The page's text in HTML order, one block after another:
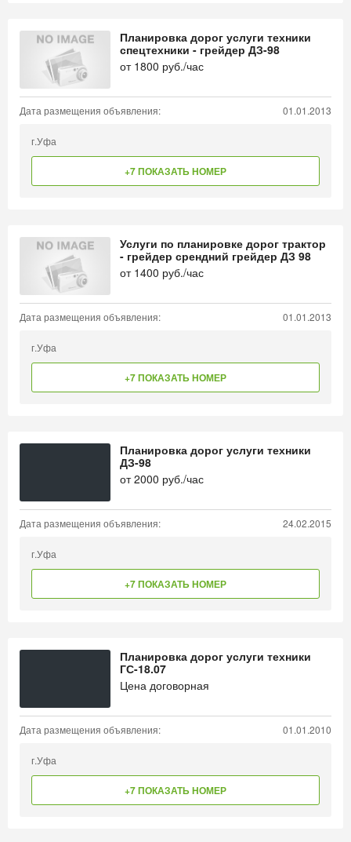
Планировка дорог услуги техники
спецтехники - грейдер ДЗ-98
от 1800 руб./час
Дата размещения объявления: 01.01.2013
г.Уфа
+7 ПОКАЗАТЬ НОМЕР
Услуги по планировке дорог трактор
- грейдер срендний грейдер ДЗ 98
от 1400 руб./час
Дата размещения объявления: 01.01.2013
г.Уфа
+7 ПОКАЗАТЬ НОМЕР
Планировка дорог услуги техники
ДЗ-98
от2000 руб./час
Дата размещения объявления: 24.02.2015
г.Уфа
+7 ПОКАЗАТЬ НОМЕР
Планировка дорог услуги техники
ГС-18.07
Цена договорная
Дата размещения объявления: 01.01.2010
г.Уфа
+7 ПОКАЗАТЬ НОМЕР